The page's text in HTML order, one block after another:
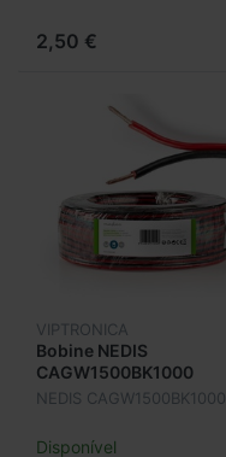
2,50 €
VIPTRONICA
Bobine NEDIS
CAGW1500BK1000
Coluna 2x1,5 100mt.
NEDIS CAGW1500BK1000
Disponível